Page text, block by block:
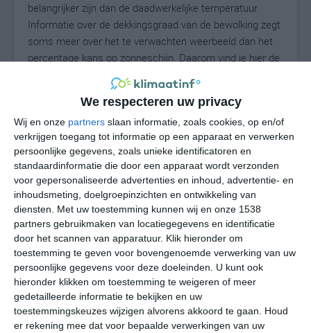
We respecteren uw privacy
Wij en onze partners slaan informatie, zoals cookies, op en/of
verkrijgen toegang tot informatie op een apparaat en verwerken
persoonlijke gegevens, zoals unieke identificatoren en
standaardinformatie die door een apparaat wordt verzonden
voor gepersonaliseerde advertenties en inhoud, advertentie- en
inhoudsmeting, doelgroepinzichten en ontwikkeling van
diensten.
Met uw toestemming kunnen wij en onze 1538
partners gebruikmaken van locatiegegevens en identificatie
door het scannen van apparatuur. Klik hieronder om
toestemming te geven voor bovengenoemde verwerking van uw
persoonlijke gegevens voor deze doeleinden. U kunt ook
hieronder klikken om toestemming te weigeren of meer
gedetailleerde informatie te bekijken en uw
toestemmingskeuzes wijzigen alvorens akkoord te gaan.
Houd
er rekening mee dat voor bepaalde verwerkingen van uw
belangrijker zijn dan de daadwerkelijke temperatuur.
Informatie over de dekkingsgraad van de bewolking zegt
soms meer over het te verwachten weerbeeld dan het
percentage kans op zonneschijn. Daarom vind je hier de
uitgebreide weersvoorspelling voor Malkerns.
16°C
za
23°
zo ma
16° 12°
di
12° 10°
12°C 10°C 19°C